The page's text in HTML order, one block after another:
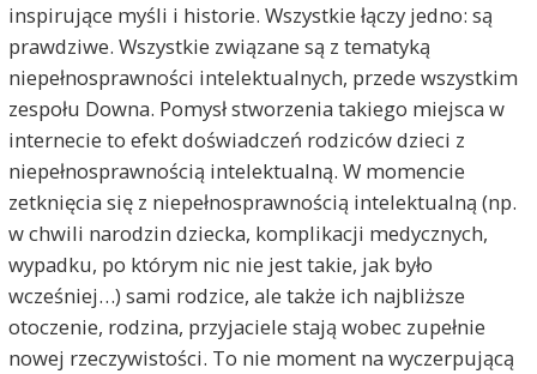
inspirujące myśli i historie. Wszystkie łączy jedno: są
prawdziwe. Wszystkie związane są z tematyką
niepełnosprawności intelektualnych, przede wszystkim
zespołu Downa. Pomysł stworzenia takiego miejsca w
internecie to efekt doświadczeń rodziców dzieci z
niepełnosprawnością intelektualną. W momencie
zetknięcia się z niepełnosprawnością intelektualną (np.
w chwili narodzin dziecka, komplikacji medycznych,
wypadku, po którym nic nie jest takie, jak było
wcześniej…) sami rodzice, ale także ich najbliższe
otoczenie, rodzina, przyjaciele stają wobec zupełnie
nowej rzeczywistości. To nie moment na wyczerpującą